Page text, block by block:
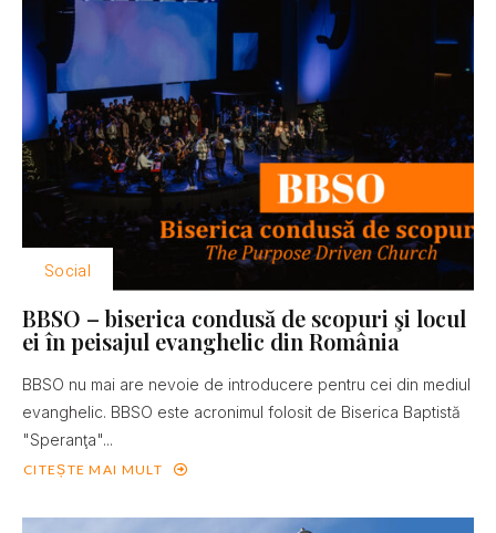
Social
BBSO – biserica condusă de scopuri şi locul
ei în peisajul evanghelic din România
BBSO nu mai are nevoie de introducere pentru cei din mediul
evanghelic. BBSO este acronimul folosit de Biserica Baptistă
"Speranţa"...
CITEȘTE MAI MULT